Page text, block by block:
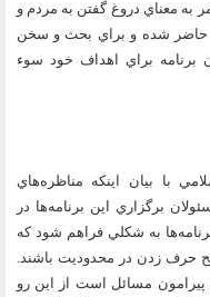
به معناي دروغ گفتن به مردم و
حاضر شده و براي بحث و سخن
براي اهداف خود سوء
با بيان اينكه مناظره‌هاي
برگزاري اين برنامه‌ها در
به شكلي فراهم شود كه
حرف زدن در محدوديت باشند.
مسائل است از اين رو